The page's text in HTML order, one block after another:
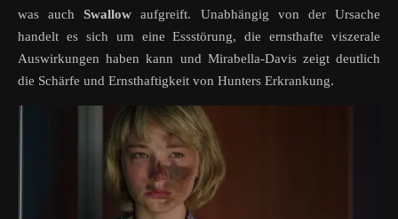
was auchSwallow aufgreift. Unabhängig von der Ursache
handelt es sich um eine Essstörung, die ernsthafte viszerale
Auswirkungen haben kann und Mirabella-Davis zeigt deutlich
die Schärfe und Ernsthaftigkeit von Hunters Erkrankung.